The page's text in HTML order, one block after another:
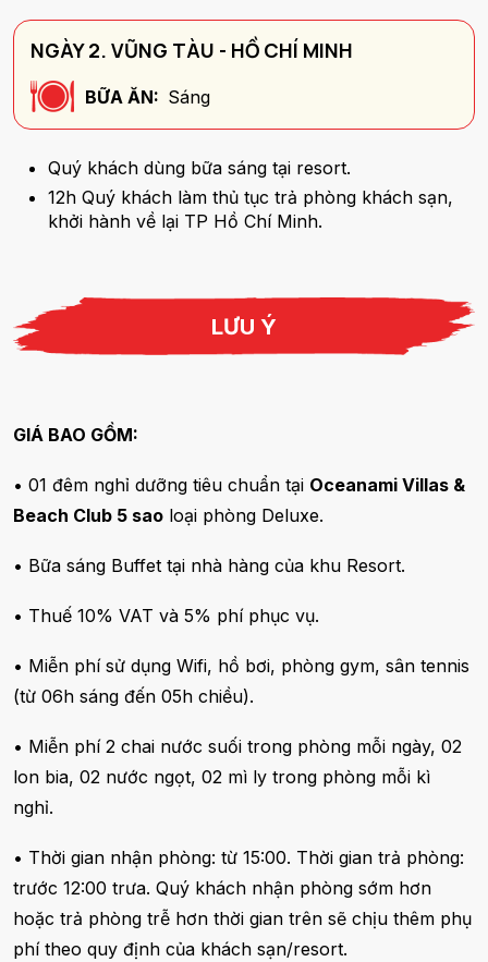
NGÀY 2. VŨNG TÀU - HỒ CHÍ MINH
BỮA ĂN: Sáng
Quý khách dùng bữa sáng tại resort.
12h Quý khách làm thủ tục trả phòng khách sạn,
khởi hành về lại TP Hồ Chí Minh.
LƯU Ý
GIÁ BAO GỒM:
• 01 đêm nghỉ dưỡng tiêu chuẩn tại Oceanami Villas &
Beach Club 5 sao loại phòng Deluxe.
• Bữa sáng Buffet tại nhà hàng của khu Resort.
• Thuế 10% VAT và 5% phí phục vụ.
• Miễn phí sử dụng Wifi, hồ bơi, phòng gym, sân tennis
(từ 06h sáng đến 05h chiều).
• Miễn phí 2 chai nước suối trong phòng mỗi ngày, 02
lon bia, 02 nước ngọt, 02 mì ly trong phòng mỗi kì
nghỉ.
• Thời gian nhận phòng: từ 15:00. Thời gian trả phòng:
trước 12:00 trưa. Quý khách nhận phòng sớm hơn
hoặc trả phòng trễ hơn thời gian trên sẽ chịu thêm phụ
phí theo quy định của khách sạn/resort.